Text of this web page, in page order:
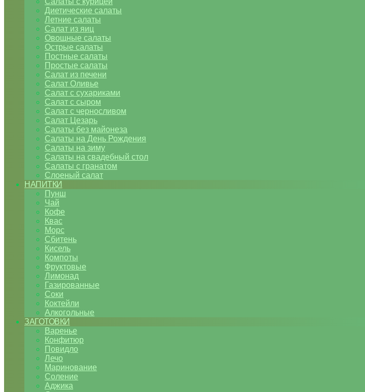
Диетические салаты
Летние салаты
Салат из яиц
Овощные салаты
Острые салаты
Постные салаты
Простые салаты
Салат из печени
Салат Оливье
Салат с сухариками
Салат с сыром
Салат с черносливом
Салат Цезарь
Салаты без майонеза
Салаты на День Рождения
Салаты на зиму
Салаты на свадебный стол
Салаты с гранатом
Слоеный салат
НАПИТКИ
Пунш
Чай
Кофе
Квас
Морс
Сбитень
Кисель
Компоты
Фруктовые
Лимонад
Газированные
Соки
Коктейли
Алкогольные
ЗАГОТОВКИ
Варенье
Конфитюр
Повидло
Лечо
Маринование
Соление
Аджика